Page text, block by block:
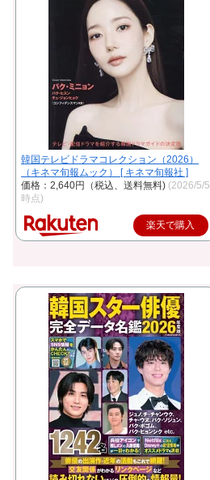
韓国テレビドラマコレクション（2026）
（キネマ旬報ムック） [ キネマ旬報社 ]
価格：2,640円（税込、送料無料) (2026/5/5
時点)
楽天で購入